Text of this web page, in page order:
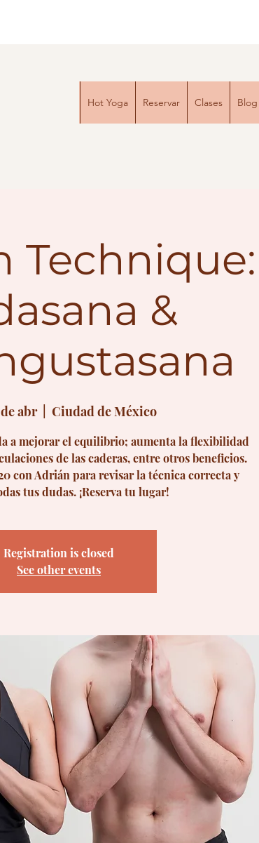
Hot Yoga Reservar Clases Blog
Technique:
&
abr
  |
Ciudad de México
a mejorar el equilibrio; aumenta la flexibilidad
de las caderas, entre otros beneficios.
con Adrián para revisar la técnica correcta y
tus dudas. ¡Reserva tu lugar!
Registration is closed
See other events